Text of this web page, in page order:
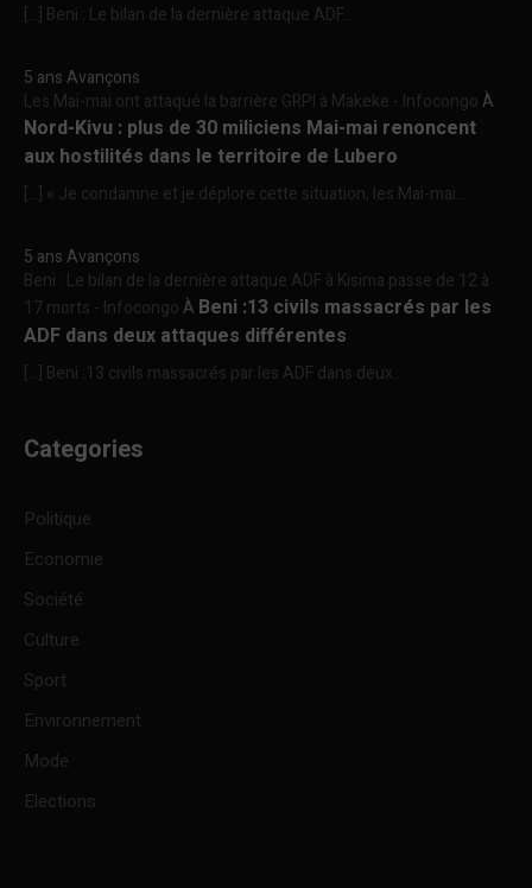
[…] Beni : Le bilan de la dernière attaque ADF...
5 ans Avançons
Les Mai-mai ont attaqué la barrière GRPI à Makeke - InfocongoÀ
Nord-Kivu : plus de 30 miliciens Mai-mai renoncent
aux hostilités dans le territoire de Lubero
[…] « Je condamne et je déplore cette situation, les Mai-mai...
5 ans Avançons
Beni : Le bilan de la dernière attaque ADF à Kisima passe de 12 à
17 morts - InfocongoÀ Beni :13 civils massacrés par les
ADF dans deux attaques différentes
[…] Beni :13 civils massacrés par les ADF dans deux...
Categories
Politique
Economie
Société
Culture
Sport
Environnement
Mode
Elections